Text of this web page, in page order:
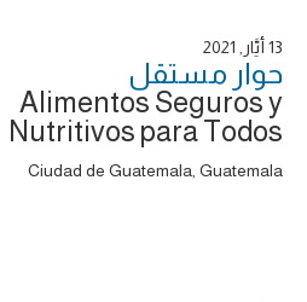
13 أَيَّار, 2021
حوار ‎مستقل
Alimentos Seguros y
Nutritivos para Todos
Ciudad de Guatemala, Guatemala